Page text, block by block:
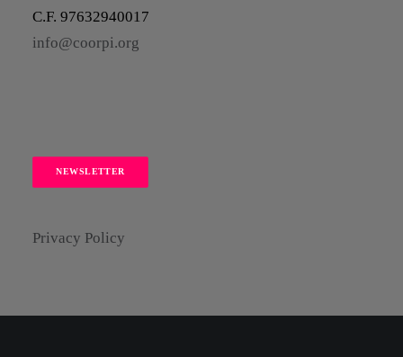
C.F. 97632940017
info@coorpi.org
NEWSLETTER
Privacy Policy